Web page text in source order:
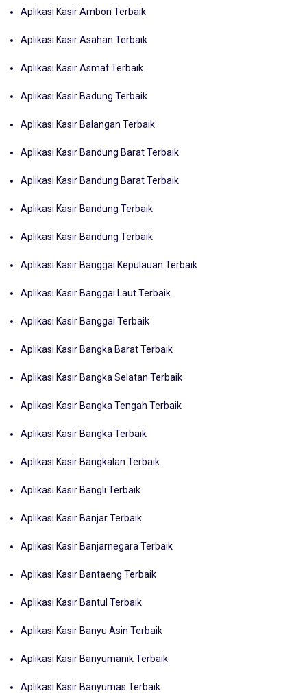
Aplikasi Kasir Ambon Terbaik
Aplikasi Kasir Asahan Terbaik
Aplikasi Kasir Asmat Terbaik
Aplikasi Kasir Badung Terbaik
Aplikasi Kasir Balangan Terbaik
Aplikasi Kasir Bandung Barat Terbaik
Aplikasi Kasir Bandung Barat Terbaik
Aplikasi Kasir Bandung Terbaik
Aplikasi Kasir Bandung Terbaik
Aplikasi Kasir Banggai Kepulauan Terbaik
Aplikasi Kasir Banggai Laut Terbaik
Aplikasi Kasir Banggai Terbaik
Aplikasi Kasir Bangka Barat Terbaik
Aplikasi Kasir Bangka Selatan Terbaik
Aplikasi Kasir Bangka Tengah Terbaik
Aplikasi Kasir Bangka Terbaik
Aplikasi Kasir Bangkalan Terbaik
Aplikasi Kasir Bangli Terbaik
Aplikasi Kasir Banjar Terbaik
Aplikasi Kasir Banjarnegara Terbaik
Aplikasi Kasir Bantaeng Terbaik
Aplikasi Kasir Bantul Terbaik
Aplikasi Kasir Banyu Asin Terbaik
Aplikasi Kasir Banyumanik Terbaik
Aplikasi Kasir Banyumas Terbaik